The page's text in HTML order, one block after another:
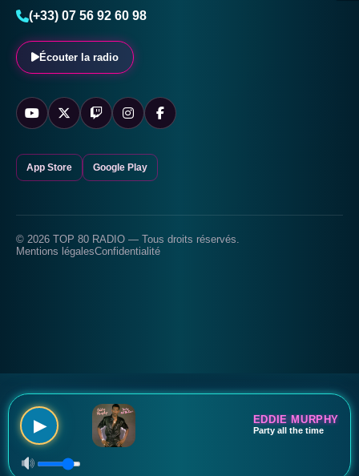
▶ EDDIE MURPHY
Party all the time
(+33) 07 56 92 60 98
Écouter la radio
App Store Google Play
© 2026 TOP 80 RADIO — Tous droits réservés.
Mentions légalesConfidentialité